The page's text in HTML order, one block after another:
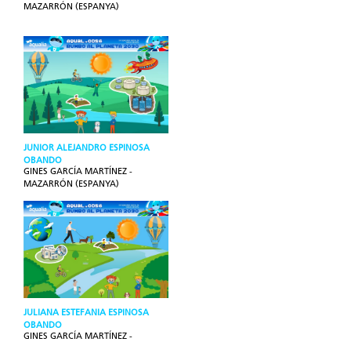
MAZARRÓN (ESPANYA)
JUNIOR ALEJANDRO ESPINOSA
OBANDO
GINES GARCÍA MARTÍNEZ -
MAZARRÓN (ESPANYA)
JULIANA ESTEFANIA ESPINOSA
OBANDO
GINES GARCÍA MARTÍNEZ -